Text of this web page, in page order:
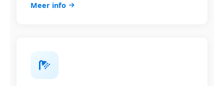
Meer info